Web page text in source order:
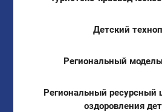
Детский
Региональный
Региональный ресурсный
оздоровления